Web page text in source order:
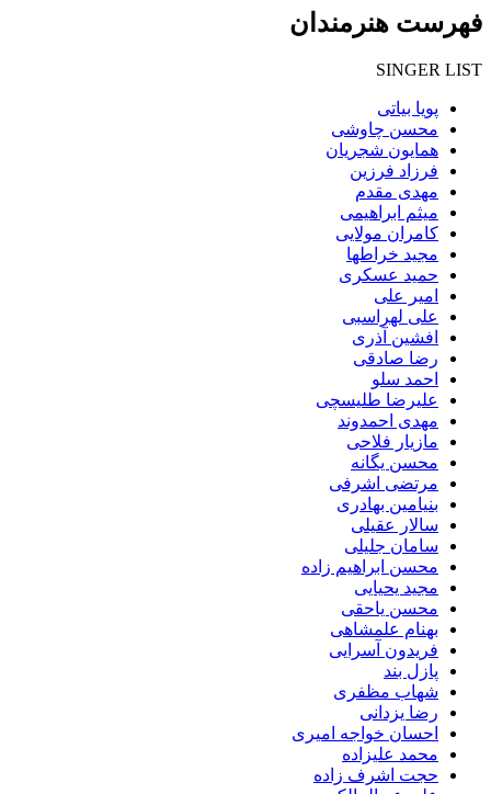
فهرست هنرمندان
SINGER LIST
پویا بیاتی
محسن چاوشی
همایون شجریان
فرزاد فرزین
مهدی مقدم
میثم ابراهیمی
کامران مولایی
مجید خراطها
حمید عسکری
امیر علی
علی لهراسبی
افشین آذری
رضا صادقی
احمد سلو
علیرضا طلیسچی
مهدی احمدوند
مازیار فلاحی
محسن یگانه
مرتضی اشرفی
بنیامین بهادری
سالار عقیلی
سامان جلیلی
محسن ابراهیم زاده
مجید یحیایی
محسن یاحقی
بهنام علمشاهی
فریدون آسرایی
پازل بند
شهاب مظفری
رضا یزدانی
احسان خواجه امیری
محمد علیزاده
حجت اشرف زاده